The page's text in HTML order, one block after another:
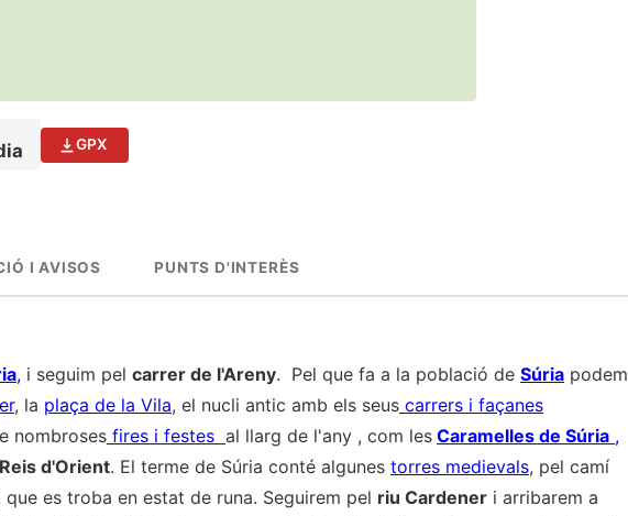
GPX
I AVISOS PUNTS D'INTERÈS
, i seguim pel carrer de l'Areny. Pel que fa a la població de Súria podem
, la plaça de la Vila, el nucli antic amb els seus carrers i façanes
nombroses fires i festes al llarg de l'any , com les Caramelles de Súria ,
d'Orient. El terme de Súria conté algunes torres medievals, pel camí
que es troba en estat de runa. Seguirem pel riu Cardener i arribarem a